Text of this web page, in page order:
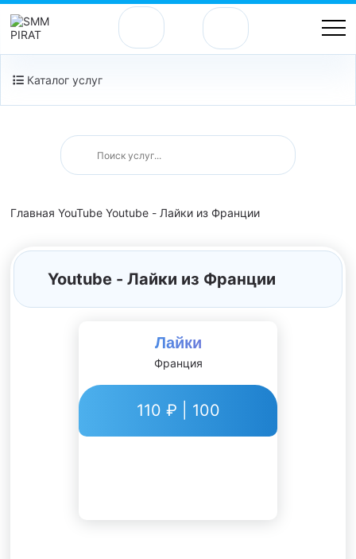
Каталог услуг
Главная YouTube Youtube - Лайки из Франции
Youtube - Лайки из Франции
Лайки
Франция
110 ₽ | 100